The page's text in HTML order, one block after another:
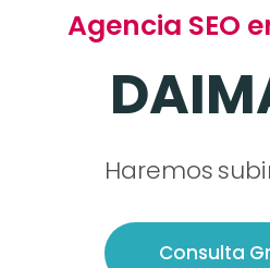
Agencia SEO
Haremossubir
Consulta